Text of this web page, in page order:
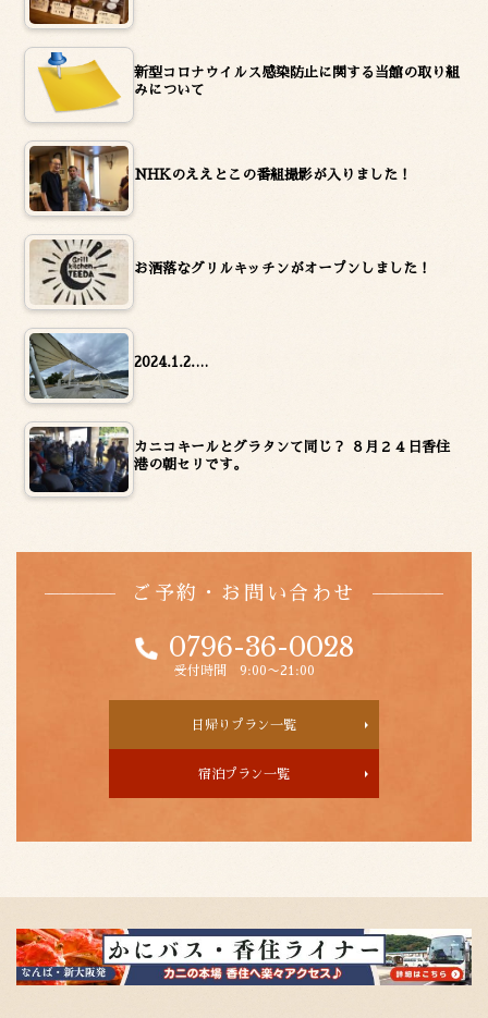
新型コロナウイルス感染防止に関する当館の取り組
みについて
NHKのええとこの番組撮影が入りました！
お洒落なグリルキッチンがオープンしました！
2024.1.2.…
カニコキールとグラタンて同じ？ ８月２４日香住
港の朝セリです。
ご予約・お問い合わせ
0796-36-0028
受付時間 9:00〜21:00
日帰りプラン一覧
宿泊プラン一覧